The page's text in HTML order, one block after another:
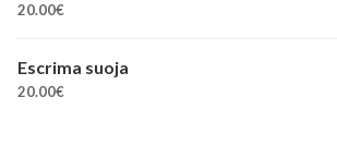
20.00€
Escrima suoja
20.00€